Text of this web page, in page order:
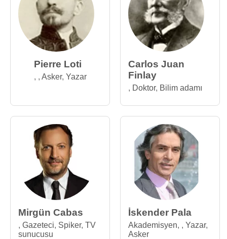
Pierre Loti
, , Asker, Yazar
Carlos Juan
Finlay
, Doktor, Bilim adamı
Mirgün Cabas
, Gazeteci, Spiker, TV
sunucusu
İskender Pala
Akademisyen, , Yazar,
Asker